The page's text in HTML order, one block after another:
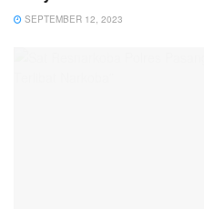
SEPTEMBER 12, 2023